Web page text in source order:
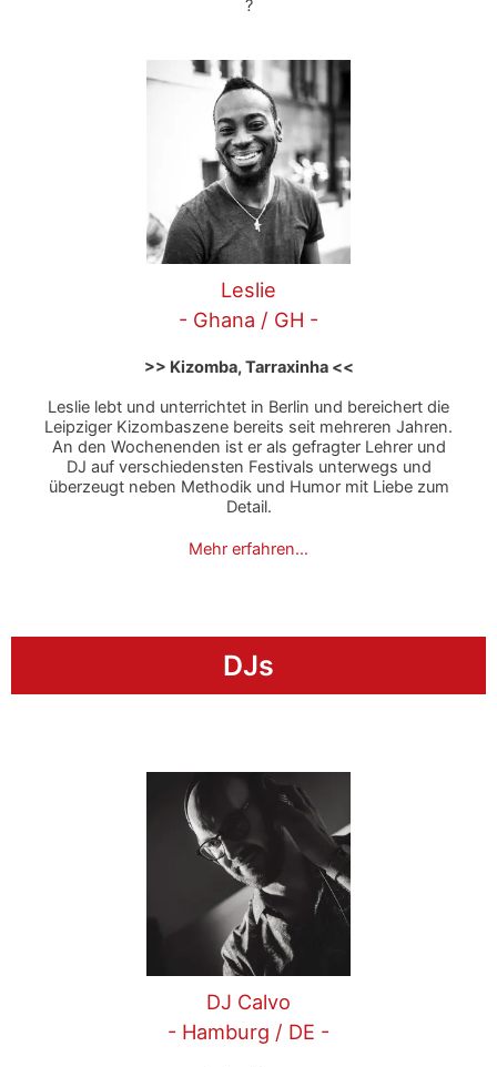
?
Leslie
- Ghana / GH -
>> Kizomba, Tarraxinha <<
Leslie lebt und unterrichtet in Berlin und bereichert die
Leipziger Kizombaszene bereits seit mehreren Jahren.
An den Wochenenden ist er als gefragter Lehrer und
DJ auf verschiedensten Festivals unterwegs und
überzeugt neben Methodik und Humor mit Liebe zum
Detail.
Mehr erfahren…
DJs
DJ Calvo
- Hamburg / DE -